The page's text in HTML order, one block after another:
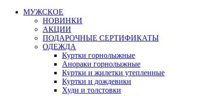
МУЖСКОЕ
НОВИНКИ
АКЦИИ
ПОДАРОЧНЫЕ СЕРТИФИКАТЫ
ОДЕЖДА
Куртки горнолыжные
Анораки горнолыжные
Куртки и жилетки утепленные
Куртки и дождевики
Худи и толстовки